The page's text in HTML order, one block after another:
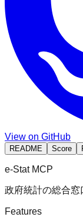
View on GitHub
README Score
e-Stat MCP
政府統計の総合窓
Features